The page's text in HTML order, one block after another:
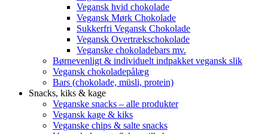
Vegansk hvid chokolade
Vegansk Mørk Chokolade
Sukkerfri Vegansk Chokolade
Vegansk Overtrækschokolade
Veganske chokoladebars mv.
Børnevenligt & individuelt indpakket vegansk slik
Vegansk chokoladepålæg
Bars (chokolade, müsli, protein)
Snacks, kiks & kage
Veganske snacks – alle produkter
Vegansk kage & kiks
Veganske chips & salte snacks